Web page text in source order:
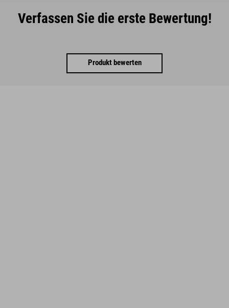
Verfassen Sie die erste Bewertung!
Produkt bewerten